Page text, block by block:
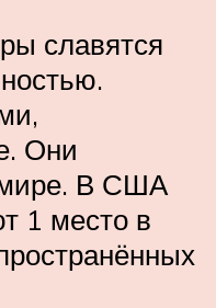
славятся
Они
В США
1 место в